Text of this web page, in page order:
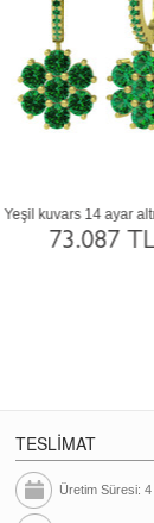
altın küpe
TESLİMAT
Üretim Süresi: